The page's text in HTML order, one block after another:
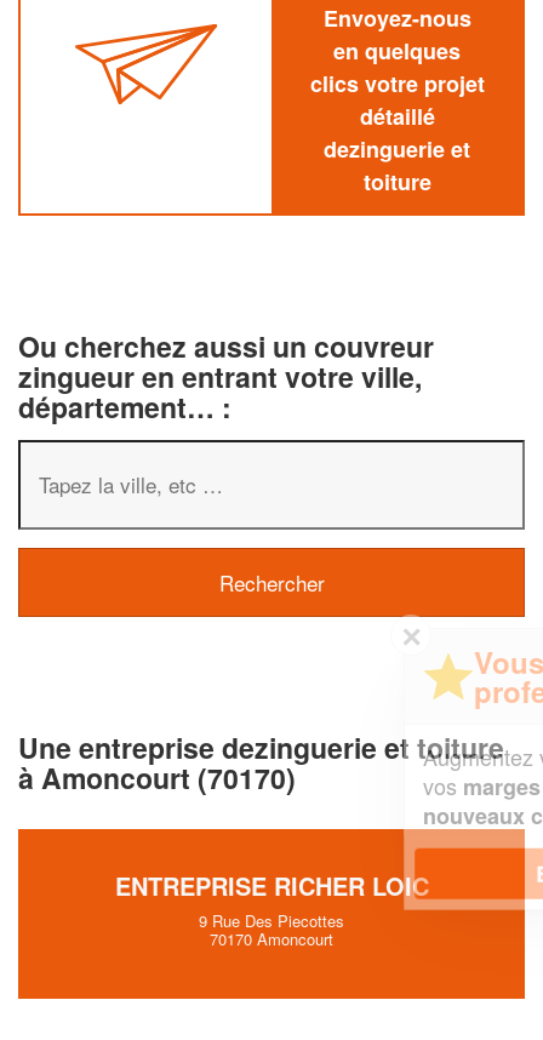
Envoyez-nous
en quelques
clics votre projet
détaillé
dezinguerie et
toiture
Ou cherchez aussi un couvreur
zingueur en entrant votre ville,
département… :
Une entreprise dezinguerie et toiture
à Amoncourt (70170)
ENTREPRISE RICHER LOIC
9 Rue Des Piecottes
70170 Amoncourt
Augmentez votrechiffre d'affaireset
vos margestout en gagnant de
En savoir plus